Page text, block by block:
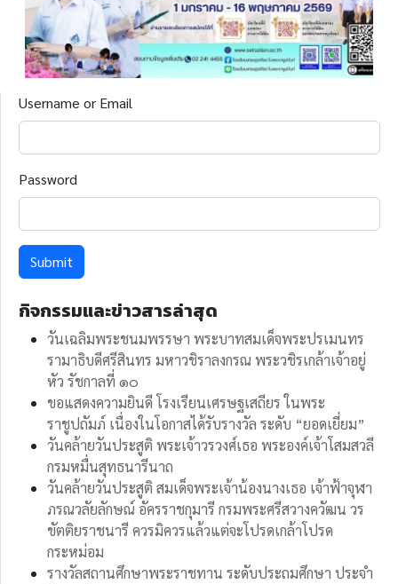
Username or Email
Password
Submit
กิจกรรมและข่าวสารล่าสุด
วันเฉลิมพระชนมพรรษา พระบาทสมเด็จพระปรเมนทร
รามาธิบดีศรีสินทร มหาวชิราลงกรณ พระวชิรเกล้าเจ้าอยู่
หัว รัชกาลที่ ๑๐
ขอแสดงความยินดี โรงเรียนเศรษฐเสถียร ในพระ
ราชูปถัมภ์ เนื่องในโอกาสได้รับรางวัล ระดับ “ยอดเยี่ยม”
วันคล้ายวันประสูติ พระเจ้าวรวงศ์เธอ พระองค์เจ้าโสมสวลี
กรมหมื่นสุทธนารีนาถ
วันคล้ายวันประสูติ สมเด็จพระเจ้าน้องนางเธอ เจ้าฟ้าจุฬา
ภรณวลัยลักษณ์ อัครราชกุมารี กรมพระศรีสวางควัฒน วร
ขัตติยราชนารี ควรมิควรแล้วแต่จะโปรดเกล้าโปรด
กระหม่อม
รางวัลสถานศึกษาพระราชทาน ระดับประถมศึกษา ประจำ